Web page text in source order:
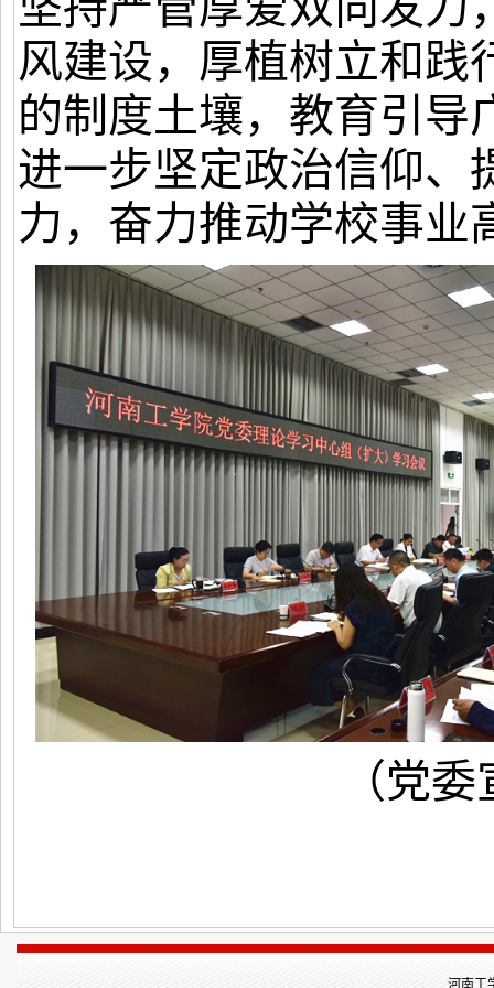
风建设，厚植树立和践
的制度土壤，教育引导
进一步坚定政治信仰、
力， 奋力推动学校事业
（党
河南工